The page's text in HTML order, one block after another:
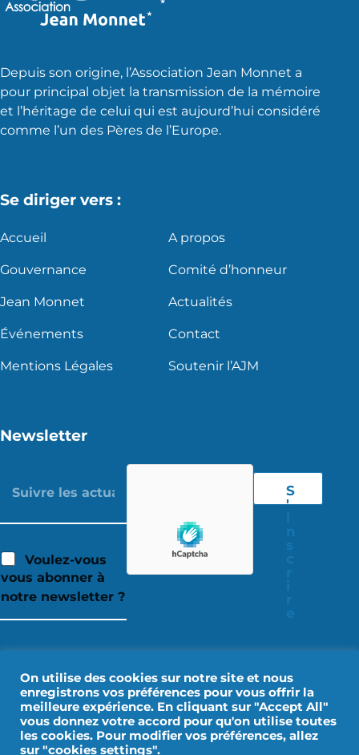
Depuis son origine, l’Association Jean Monnet a
pour principal objet la transmission de la mémoire
et l’héritage de celui qui est aujourd’hui considéré
comme l’un des Pères de l’Europe.
Se diriger vers :
Accueil A propos
Gouvernance Comité d’honneur
Jean Monnet Actualités
Événements Contact
Mentions Légales Soutenir l’AJM
Newsletter
Voulez-vous
vous abonner à
notre newsletter ?
S
'
On utilise des cookies sur notre site et nous
enregistrons vos préférences pour vous offrir la
meilleure expérience. En cliquant sur "Accept All"
vous donnez votre accord pour qu'on utilise toutes
les cookies. Pour modifier vos préférences, allez
sur "cookies settings".